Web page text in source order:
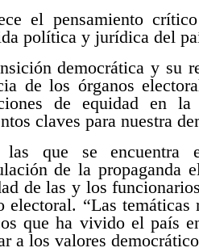
el pensamiento
política y jurídica del
democrática y su
de los órganos
de equidad en
claves para nuestra
que se encuentra
de la propaganda
de las y los
“Las
que ha vivido el país
a los valores